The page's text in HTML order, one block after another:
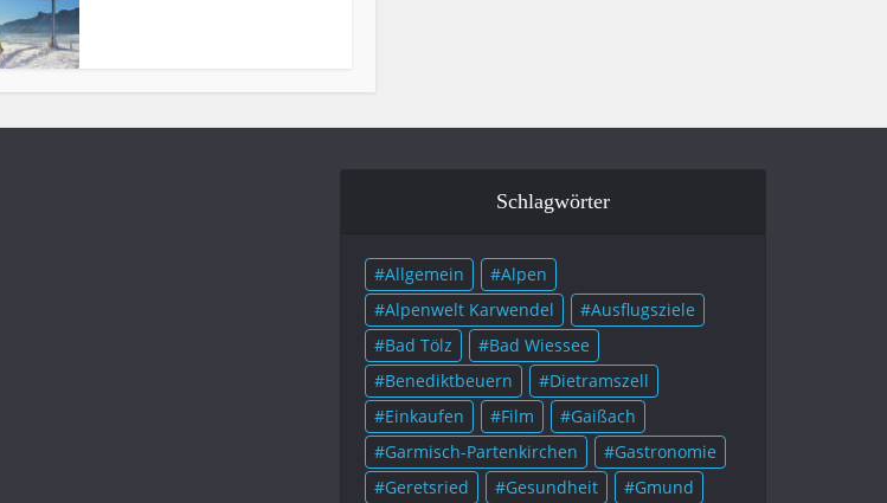
Schlagwörter
Allgemein
Alpen
Alpenwelt Karwendel
Ausflugsziele
Bad Tölz
Bad Wiessee
Benediktbeuern
Dietramszell
Einkaufen
Film
Gaißach
Garmisch-Partenkirchen
Gastronomie
Geretsried
Gesundheit Gmund